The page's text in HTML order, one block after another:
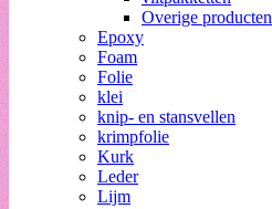
Overige producten
Epoxy
Foam
Folie
klei
knip- en stansvellen
krimpfolie
Kurk
Leder
Lijm